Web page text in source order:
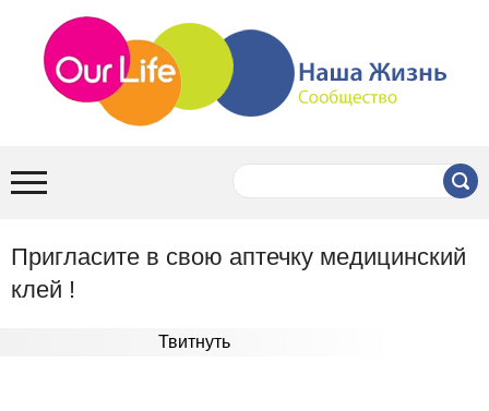
Пригласите в свою аптечку медицинский
клей !
Твитнуть